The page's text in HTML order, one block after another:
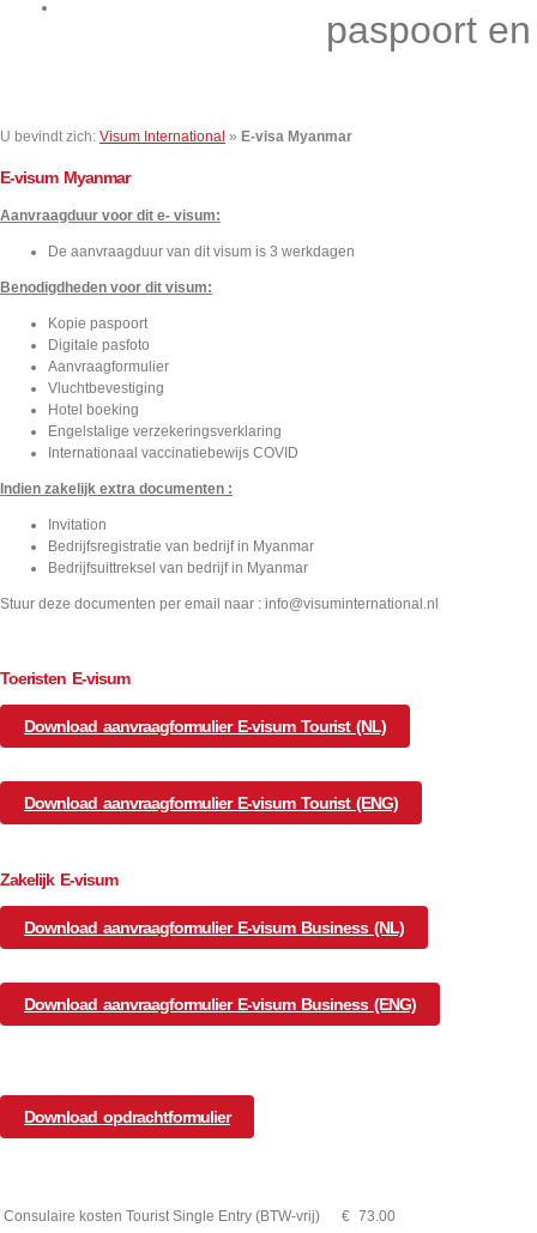
U bevindt zich: Visum International » E-visa Myanmar
E-visum Myanmar
Aanvraagduur voor dit e- visum:
De aanvraagduur van dit visum is 3 werkdagen
Benodigdheden voor dit visum:
Kopie paspoort
Digitale pasfoto
Aanvraagformulier
Vluchtbevestiging
Hotel boeking
Engelstalige verzekeringsverklaring
Internationaal vaccinatiebewijs COVID
Indien zakelijk extra documenten :
Invitation
Bedrijfsregistratie van bedrijf in Myanmar
Bedrijfsuittreksel van bedrijf in Myanmar
Stuur deze documenten per email naar : info@visuminternational.nl
Toeristen E-visum
Download aanvraagformulier E-visum Tourist (NL)
Download aanvraagformulier E-visum Tourist (ENG)
Zakelijk E-visum
Download aanvraagformulier E-visum Business (NL)
Download aanvraagformulier E-visum Business (ENG)
Download opdrachtformulier
Consulaire kosten Tourist Single Entry (BTW-vrij) € 73.00
paspoort